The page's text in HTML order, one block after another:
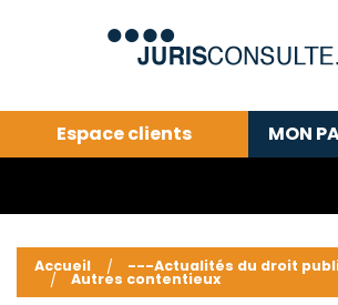
Espace clients MON
---Actualités
Accueil ---Actualités du droit
Autres contentieux